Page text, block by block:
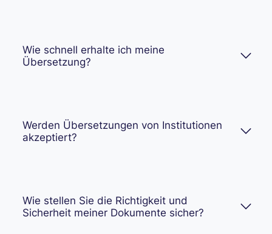
Wie schnell erhalte ich meine
Übersetzung?
Werden Übersetzungen von Institutionen
akzeptiert?
Wie stellen Sie die Richtigkeit und
Sicherheit meiner Dokumente sicher?